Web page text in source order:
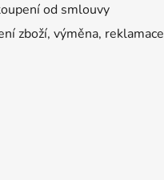
od smlouvy
zboží, výměna, reklamace